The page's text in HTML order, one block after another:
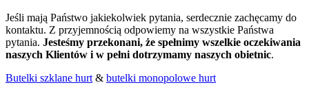
Jeśli mają Państwo jakiekolwiek pytania, serdecznie zachęcamy do
kontaktu. Z przyjemnością odpowiemy na wszystkie Państwa
pytania. Jesteśmy przekonani, że spełnimy wszelkie oczekiwania
naszych Klientów i w pełni dotrzymamy naszych obietnic.
Butelki szklane hurt & butelki monopolowe hurt